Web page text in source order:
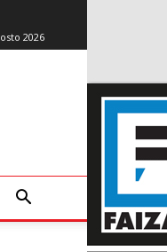
2026